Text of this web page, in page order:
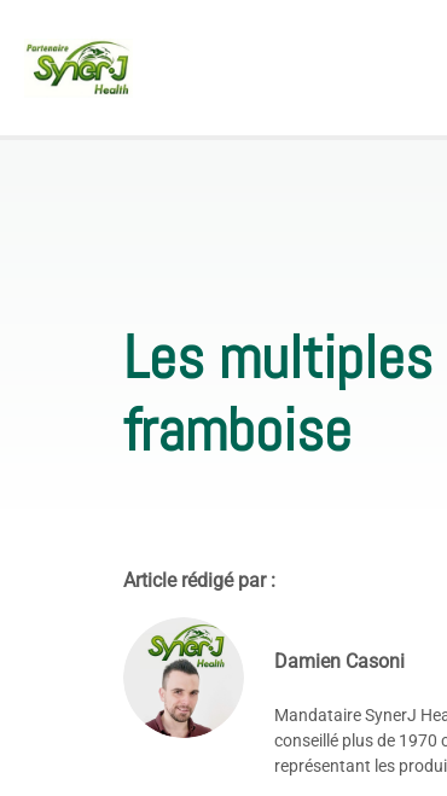
Les
framboise
Article rédigé par :
Damien Casoni
Mandataire SynerJ
conseillé plus de 1970
représentant les